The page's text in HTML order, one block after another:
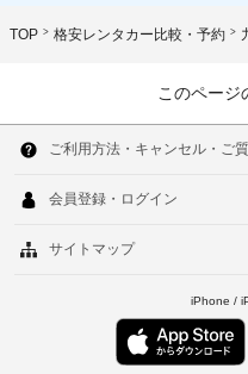
TOP 格安レンタカー比較・予約
このページ